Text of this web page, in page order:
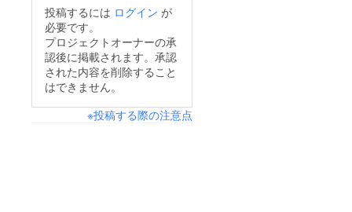
ネス』、山下敦弘
『オーバー・フェン
ス』、西川美和『永い
言い訳』、深田晃司
『淵に立つ』など錚々
たる顔ぶれと同じ部門
での上映となります！
投稿するには ログイン が
必要です。
プロジェクトオーナーの承
認後に掲載されます。承認
された内容を削除すること
はできません。
※投稿する際の注意点